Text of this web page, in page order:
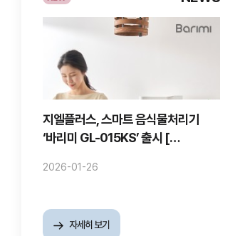
지엘플러스, 스마트 음식물처리기
‘바리미 GL-015KS’ 출시 [
2026-01-26
자세히 보기